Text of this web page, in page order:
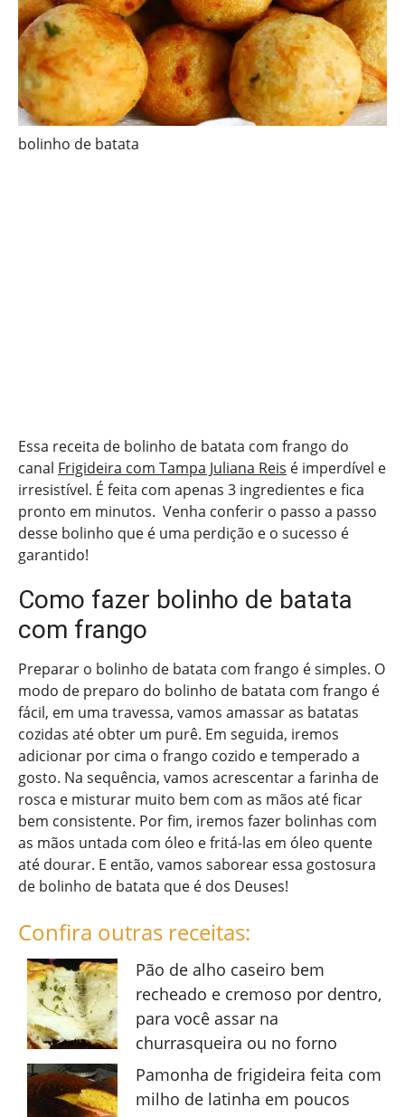
bolinho de batata
Essa receita de bolinho de batata com frango do
canal Frigideira com Tampa Juliana Reis é imperdível e
irresistível. É feita com apenas 3 ingredientes e fica
pronto em minutos. Venha conferir o passo a passo
desse bolinho que é uma perdição e o sucesso é
garantido!
Como fazer bolinho de batata
com frango
Preparar o bolinho de batata com frango é simples. O
modo de preparo do bolinho de batata com frango é
fácil, em uma travessa, vamos amassar as batatas
cozidas até obter um purê. Em seguida, iremos
adicionar por cima o frango cozido e temperado a
gosto. Na sequência, vamos acrescentar a farinha de
rosca e misturar muito bem com as mãos até ficar
bem consistente. Por fim, iremos fazer bolinhas com
as mãos untada com óleo e fritá-las em óleo quente
até dourar. E então, vamos saborear essa gostosura
de bolinho de batata que é dos Deuses!
Confira outras receitas:
Pão de alho caseiro bem
recheado e cremoso por dentro,
para você assar na
churrasqueira ou no forno
Pamonha de frigideira feita com
milho de latinha em poucos